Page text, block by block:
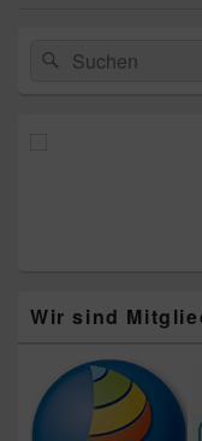
Seitenleisten-
Suchen
nach:
Suchen
Wir sind